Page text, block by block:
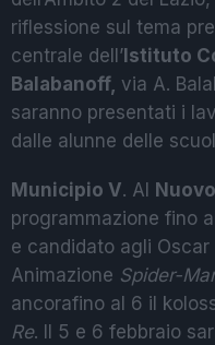
riflessione sul tema
centrale dell’Istituto
Balabanoff, via A.
saranno presentati i
dalle alunne delle
Municipio V. Al
programmazione fino
e candidato agli
Animazione Spider-
ancorafino al 6 il
Re. Il 5 e 6 febbraio